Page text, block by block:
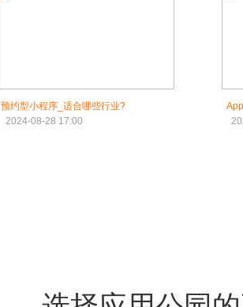
预约型小程序_适合哪些行业?
2024-08-28 17:00